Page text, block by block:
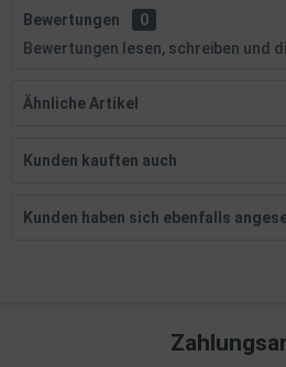
Bewertungen
0
Bewertungen lesen, schreiben und
Ähnliche Artikel
Kunden kauften auch
Kunden haben sich ebenfalls